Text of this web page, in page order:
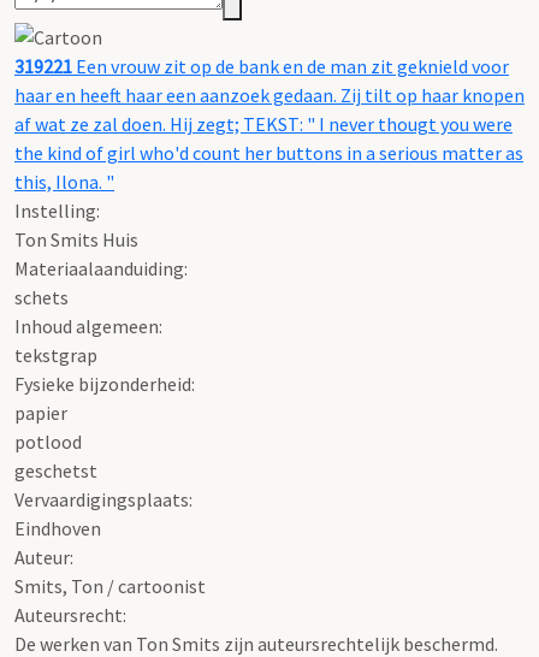
319221 Een vrouw zit op de bank en de man zit geknield voor
haar en heeft haar een aanzoek gedaan. Zij tilt op haar knopen
af wat ze zal doen. Hij zegt; TEKST: " I never thougt you were
the kind of girl who'd count her buttons in a serious matter as
this, Ilona. "
Instelling:
Ton Smits Huis
Materiaalaanduiding:
schets
Inhoud algemeen:
tekstgrap
Fysieke bijzonderheid:
papier
potlood
geschetst
Vervaardigingsplaats:
Eindhoven
Auteur:
Smits, Ton / cartoonist
Auteursrecht:
De werken van Ton Smits zijn auteursrechtelijk beschermd.